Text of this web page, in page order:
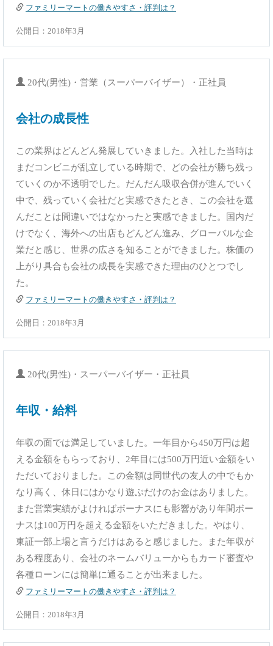
ファミリーマートの働きやすさ・評判は？
公開日：2018年3月
20代(男性)・営業（スーパーバイザー）・正社員
会社の成長性
この業界はどんどん発展していきました。入社した当時は
まだコンビニが乱立している時期で、どの会社が勝ち残っ
ていくのか不透明でした。だんだん吸収合併が進んでいく
中で、残っていく会社だと実感できたとき、この会社を選
んだことは間違いではなかったと実感できました。国内だ
けでなく、海外への出店もどんどん進み、グローバルな企
業だと感じ、世界の広さを知ることができました。株価の
上がり具合も会社の成長を実感できた理由のひとつでし
た。
ファミリーマートの働きやすさ・評判は？
公開日：2018年3月
20代(男性)・スーパーバイザー・正社員
年収・給料
年収の面では満足していました。一年目から450万円は超
える金額をもらっており、2年目には500万円近い金額をい
ただいておりました。この金額は同世代の友人の中でもか
なり高く、休日にはかなり遊ぶだけのお金はありました。
また営業実績がよければボーナスにも影響があり年間ボー
ナスは100万円を超える金額をいただきました。やはり、
東証一部上場と言うだけはあると感じました。また年収が
ある程度あり、会社のネームバリューからもカード審査や
各種ローンには簡単に通ることが出来ました。
ファミリーマートの働きやすさ・評判は？
公開日：2018年3月